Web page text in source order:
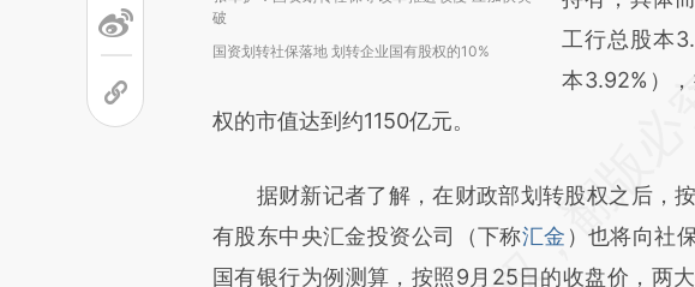
破
国资划转社保落地 划转企业国有股权的10%
工行总股本
本3.92%）
权的市值达到约1150亿元。
据财新记者了解，在财政部划转股权之后，按
有股东中央汇金投资公司（下称汇金 ）也将向社
国有银行为例测算，按照9月25日的收盘价，两